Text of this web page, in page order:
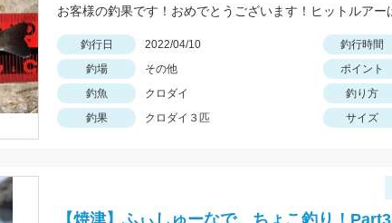
釣行日 2022/04/10 釣行時間
釣場
その他 ポイント
釣魚
クロダイ 釣り方
釣果
クロダイ３匹 サイズ
【焼津】ふぃしゅーなで、ちょこ釣り！Part3